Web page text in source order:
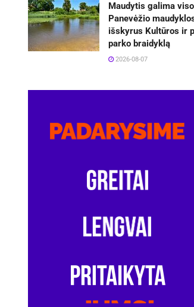
Maudytis galima
Panevėžio
išskyrus Kultūros ir
parko braidyklą
2026-08-07